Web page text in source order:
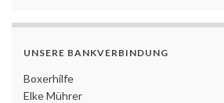
UNSERE BANKVERBINDUNG
Boxerhilfe
Elke Mührer